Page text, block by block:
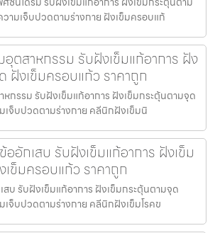
วามเจ็บปวดตามร่างกาย ฝังเข็มครอบแก้
ตสาหกรรม รับฝังเข็มแก้อาการ ฝัง
ฝังเข็มครอบแก้ว ราคาถูก
กรรม รับฝังเข็มแก้อาการ ฝังเข็มกระตุ้นตามจุด
มเจ็บปวดตามร่างกาย คลีนิกฝังเข็มนิ
อักเสบ รับฝังเข็มแก้อาการ ฝังเข็ม
ข็มครอบแก้ว ราคาถูก
บ รับฝังเข็มแก้อาการ ฝังเข็มกระตุ้นตามจุด
เจ็บปวดตามร่างกาย คลีนิกฝังเข็มโรคข